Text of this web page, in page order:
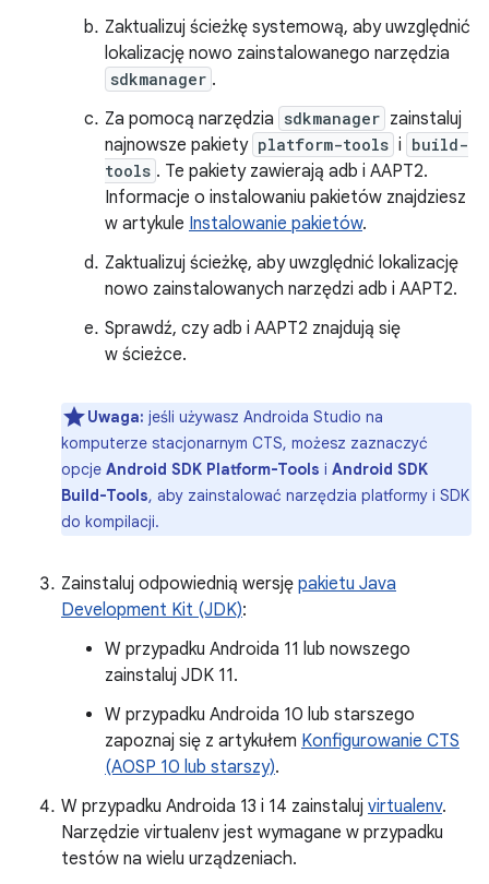
Zaktualizuj ścieżkę systemową, aby uwzględnić
lokalizację nowo zainstalowanego narzędzia
sdkmanager .
Za pomocą narzędzia sdkmanager zainstaluj
najnowsze pakiety platform-tools i build-
tools . Te pakiety zawierają adb i AAPT2.
Informacje o instalowaniu pakietów znajdziesz
w artykule Instalowanie pakietów.
Zaktualizuj ścieżkę, aby uwzględnić lokalizację
nowo zainstalowanych narzędzi adb i AAPT2.
Sprawdź, czy adb i AAPT2 znajdują się
w ścieżce.
Uwaga: jeśli używasz Androida Studio na
komputerze stacjonarnym CTS, możesz zaznaczyć
opcje Android SDK Platform-Tools i Android SDK
Build-Tools, aby zainstalować narzędzia platformy i SDK
do kompilacji.
Zainstaluj odpowiednią wersję pakietu Java
Development Kit (JDK):
W przypadku Androida 11 lub nowszego
zainstaluj JDK 11.
W przypadku Androida 10 lub starszego
zapoznaj się z artykułem Konfigurowanie CTS
(AOSP 10 lub starszy).
W przypadku Androida 13 i 14 zainstaluj virtualenv.
Narzędzie virtualenv jest wymagane w przypadku
testów na wielu urządzeniach.